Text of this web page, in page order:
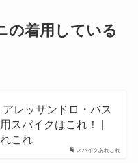
の着用している
スパイクあれこれ
アレッサンドロ・バス
スパイクはこれ！ |
これ